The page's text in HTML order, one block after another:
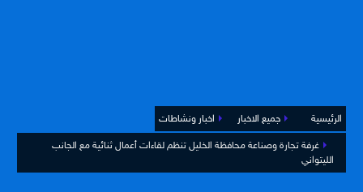
الرئيسية جميع الاخبار اخبار ونشاطات
غرفة تجارة وصناعة محافظة الخليل تنظم لقاءات أعمال ثنائية مع الجانب
الليتواني